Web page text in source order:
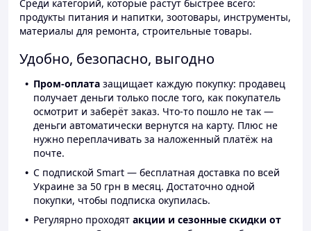
Среди категорий, которые растут быстрее всего:
продукты питания и напитки, зоотовары, инструменты,
материалы для ремонта, строительные товары.
Удобно, безопасно, выгодно
Пром-оплата защищает каждую покупку: продавец
получает деньги только после того, как покупатель
осмотрит и заберёт заказ. Что-то пошло не так —
деньги автоматически вернутся на карту. Плюс не
нужно переплачивать за наложенный платёж на
почте.
С подпиской Smart — бесплатная доставка по всей
Украине за 50 грн в месяц. Достаточно одной
покупки, чтобы подписка окупилась.
Регулярно проходят акции и сезонные скидки от